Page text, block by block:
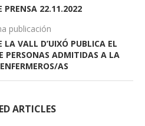
PRENSA 22.11.2022
publicación
VALL D’UIXÓ PUBLICA EL
PERSONAS ADMITIDAS A LA
AS
ARTICLES